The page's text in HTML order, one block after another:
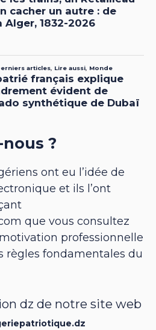
?
ont eu l’idée de
et ils l’ont
que vous consultez
professionnelle
règles fondamentales du
dz de notre site web